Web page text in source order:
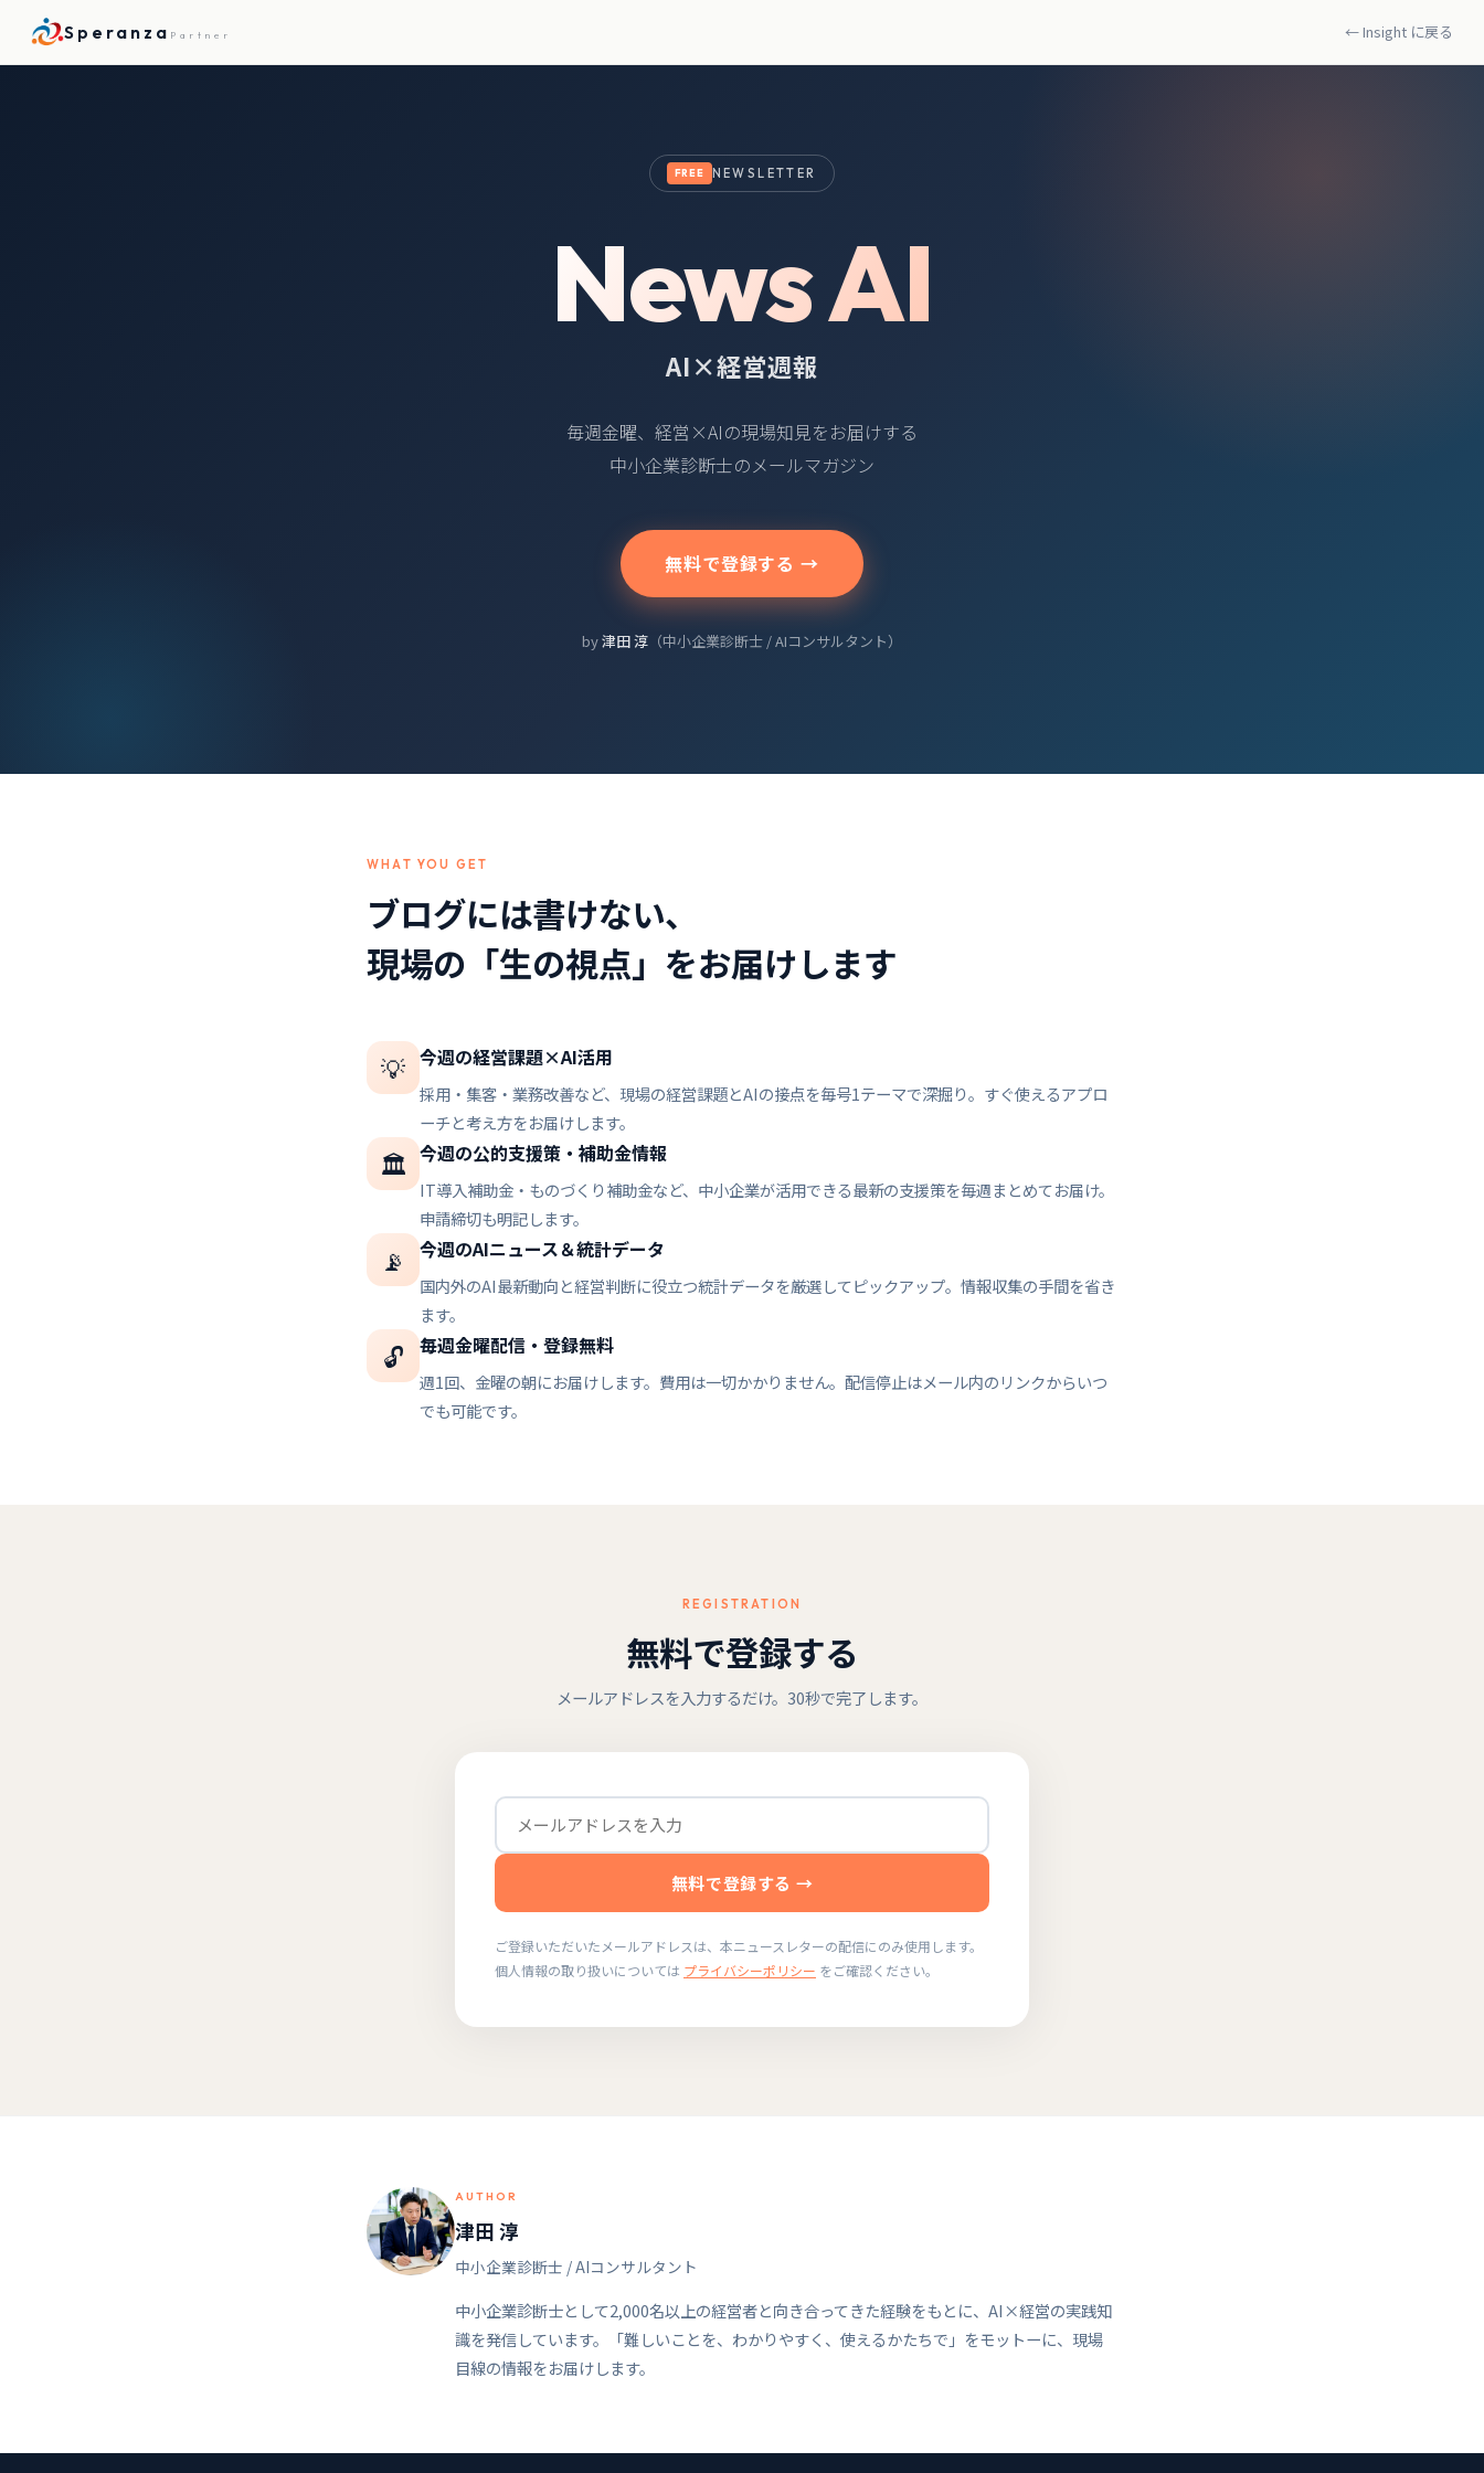
Speranza Partner ← Insight に戻る
FREE NEWSLETTER
News AI
AI×経営週報
毎週金曜、経営×AIの現場知見をお届けする
中小企業診断士のメールマガジン
無料で登録する →
by津田 淳 （中小企業診断士 / AIコンサルタント）
WHAT YOU GET
ブログには書けない、
現場の「生の視点」をお届けします
💡 今週の経営課題×AI活用
採用・集客・業務改善など、現場の経営課題とAIの接点を毎号1テーマで深掘り。すぐ使えるアプロ
ーチと考え方をお届けします。
🏛️ 今週の公的支援策・補助金情報
IT導入補助金・ものづくり補助金など、中小企業が活用できる最新の支援策を毎週まとめてお届け。
申請締切も明記します。
📡 今週のAIニュース＆統計データ
国内外のAI最新動向と経営判断に役立つ統計データを厳選してピックアップ。情報収集の手間を省き
ます。
🔓 毎週金曜配信・登録無料
週1回、金曜の朝にお届けします。費用は一切かかりません。配信停止はメール内のリンクからいつ
でも可能です。
REGISTRATION
無料で登録する
メールアドレスを入力するだけ。30秒で完了します。
無料で登録する →
ご登録いただいたメールアドレスは、本ニュースレターの配信にのみ使用します。
個人情報の取り扱いについては プライバシーポリシー をご確認ください。
AUTHOR
津田 淳
中小企業診断士 / AIコンサルタント
中小企業診断士として2,000名以上の経営者と向き合ってきた経験をもとに、AI×経営の実践知
識を発信しています。「難しいことを、わかりやすく、使えるかたちで」をモットーに、現場
目線の情報をお届けします。